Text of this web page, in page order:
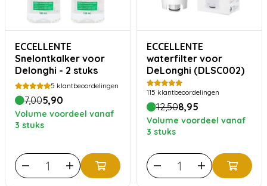
ECCELLENTE
Snelontkalker voor
Delonghi - 2 stuks
5 klantbeoordelingen
7,005,90
Volume voordeel vanaf
3 stuks
ECCELLENTE
waterfilter voor
DeLonghi (DLSC002)
115 klantbeoordelingen
12,508,95
Volume voordeel vanaf
3 stuks